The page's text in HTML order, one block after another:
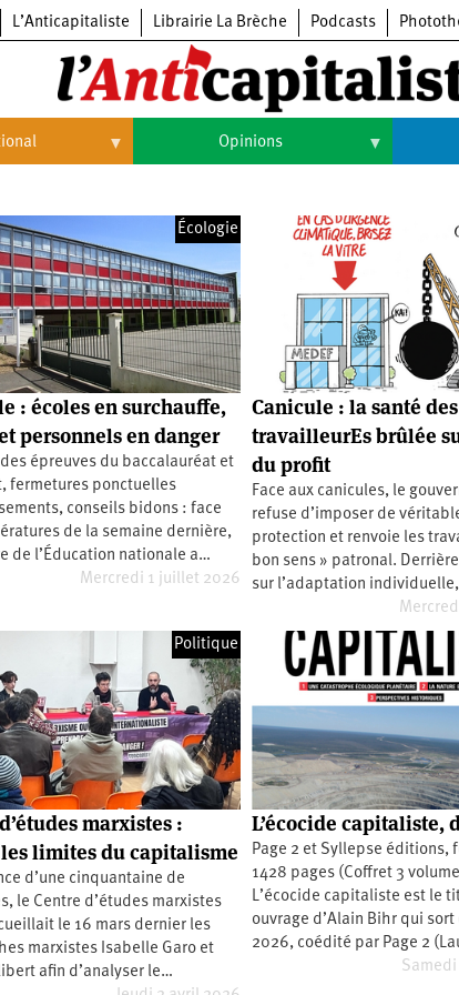
L’Anticapitaliste Librairie La Brèche Podcasts
Opinions
Histoire
Livres
Écologie
: écoles en surchauffe,
personnels en danger
épreuves du baccalauréat et
fermetures ponctuelles
conseils bidons : face
de la semaine dernière,
de l’Éducation nationale a…
Mercredi 1 juillet 2026
Canicule : la santé des
travailleurEs brûlée
du profit
Face aux canicules, le
refuse d’imposer de
protection et renvoie les
bon sens » patronal.
sur l’adaptation
Politique
marxistes :
limites du capitalisme
d’une cinquantaine de
le Centre d’études marxistes
le 16 mars dernier les
marxistes Isabelle Garo et
afin d’analyser le…
L’écocide capitaliste,
Page 2 et Syllepse éditions,
1428 pages (Coffret 3
L’écocide capitaliste est le
ouvrage d’Alain Bihr qui
2026, coédité par Page 2